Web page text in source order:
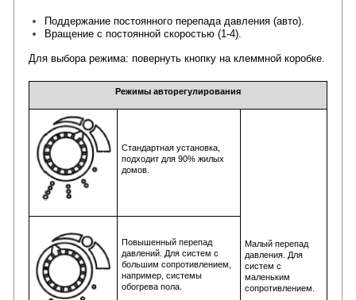
Поддержание постоянного перепада давления (авто).
Вращение с постоянной скоростью (1-4).
Для выбора режима: повернуть кнопку на клеммной коробке.
Режимы авторегулирования
Стандартная установка,
подходит для 90% жилых
домов.
Малый перепад
давления. Для
систем с
маленьким
сопротивлением.
Повышенный перепад
давлений. Для систем с
большим сопротивлением,
например, системы
обогрева пола.